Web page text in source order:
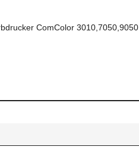
ComColor 3010,7050,9050